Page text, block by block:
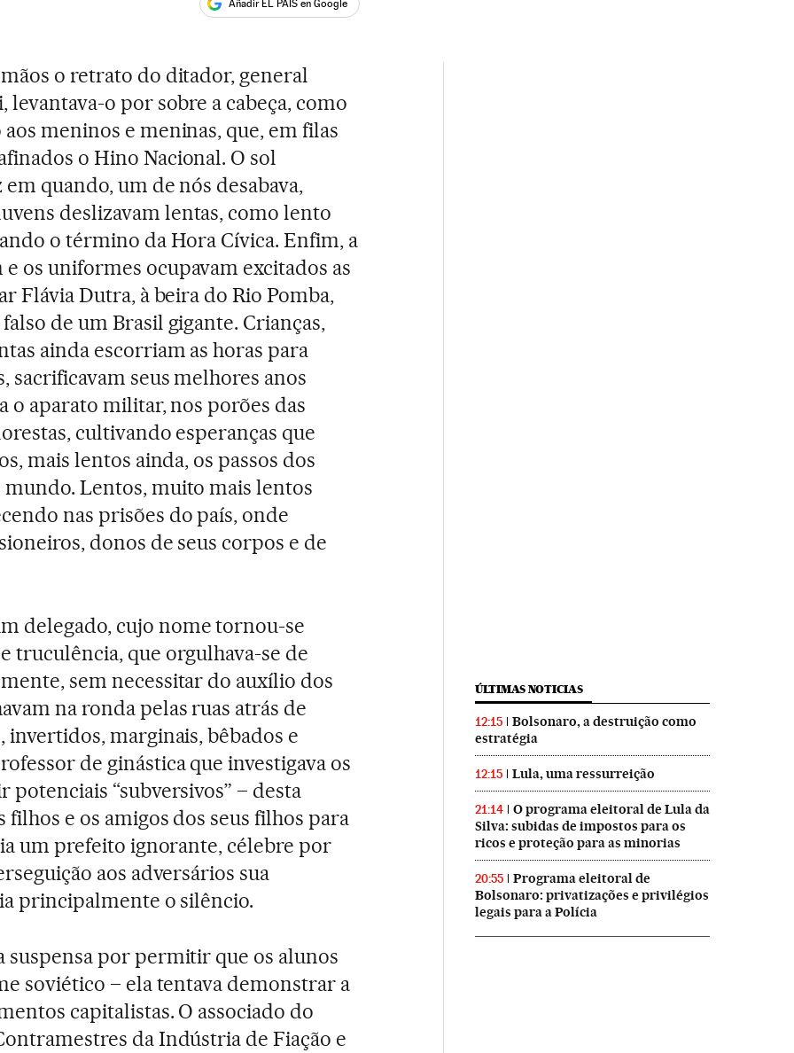
Añadir EL PAÍS en Google
o retrato do ditador, general
o por sobre a cabeça, como
meninos e meninas, que, em filas
o Hino Nacional. O sol
em quando, um de nós desabava,
deslizavam lentas, como lento
o término da Hora Cívica. Enfim, a
os uniformes ocupavam excitados as
Flávia Dutra, à beira do Rio Pomba,
de um Brasil gigante. Crianças,
ainda escorriam as horas para
sacrificavam seus melhores anos
o aparato militar, nos porões das
cultivando esperanças que
mais lentos ainda, os passos dos
Lentos, muito mais lentos
nas prisões do país, onde
donos de seus corpos e de
delegado, cujo nome tornou-se
truculência, que orgulhava-se de
sem necessitar do auxílio dos
na ronda pelas ruas atrás de
invertidos, marginais, bêbados e
de ginástica que investigava os
“subversivos” – desta
filhos e os amigos dos seus filhos para
um prefeito ignorante, célebre por
aos adversários sua
principalmente o silêncio.
suspensa por permitir que os alunos
soviético – ela tentava demonstrar a
capitalistas. O associado do
da Indústria de Fiação e
ÚLTIMAS NOTICIAS
12:15
Bolsonaro, a destruição como
estratégia
12:15 Lula, uma ressurreição
21:14
O programa eleitoral de Lula da
Silva: subidas de impostos para os
ricos e proteção para as minorias
20:55
Programa eleitoral de
Bolsonaro: privatizações e privilégios
legais para a Polícia